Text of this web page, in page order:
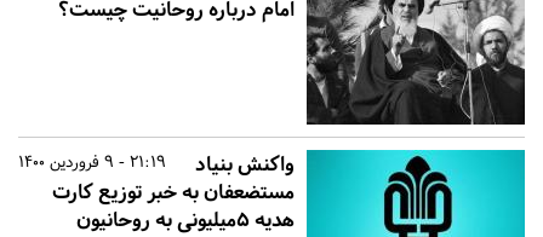
امام درباره روحانیت چیست؟
21:19 - 9 فروردین 1400
واکنش بنیاد
مستضعفان به خبر توزیع کارت
هدیه ۵میلیونی به روحانیون